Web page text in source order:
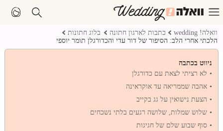
וואלה! wedding כתבות לארגון חתונה
בלוג חתונות
הלכתי אחרי הלב: הסיפור של דור עדי והכדורגלן תומר יוספי
ניווט בכתבה
לא רציתי לצאת עם כדורגלן
אהבה שממריאה עד אוקראינה
הצעת נישואין על גג בקייב
שלוש שמלות, שלושה רגעים בלתי נשכחים
סוף שבוע שלם של חגיגות